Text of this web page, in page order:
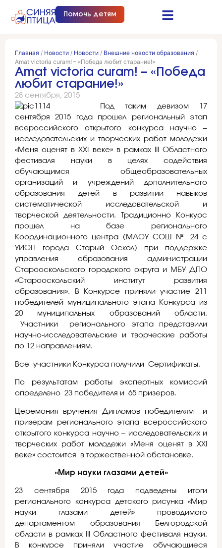
Помочь детям
Главная / Новости / Новости / Внешние новости образования /
Amat victoria curam! – «Победа любит старание!»
Amat victoria curam! – «Победа
любит старание!»
28 сентября, 2015
Под таким девизом 17
сентября 2015 года прошел региональный этап
всероссийского открытого конкурса научно –
исследовательских и творческих работ молодежи
«Меня оценят в XXI веке» в рамках III Областного
фестиваля науки в целях содействия
обучающимся общеобразовательных
организаций и учреждений дополнительного
образования детей в развитии навыков
систематической исследовательской и
творческой деятельности. Традиционно Конкурс
прошел на базе регионального
Координационного центра (МАОУ СОШ № 24 с
УИОП города Старый Оскол) при поддержке
управления образования администрации
Старооскольского городского округа и МБУ ДПО
«Старооскольский институт развития
образования». В Конкурсе приняли участие 211
победителей муниципального этапа Конкурса из
20 муниципальных образований области.
Участники регионального этапа представили
научно-исследовательские и творческие работы
по 12 направлениям.
Все участники Конкурса получили Сертификаты.
По результатам работы экспертных комиссий
определено 23 победителя и 65 призеров.
Церемония вручения Дипломов победителям и
призерам регионального этапа всероссийского
открытого конкурса научно – исследовательских и
творческих работ молодежи «Меня оценят в XXI
веке» состоится в торжественной обстановке.
«Мир науки глазами детей»
23 сентября 2015 года подведены итоги
регионального конкурса детского рисунка «Мир
науки глазами детей» проводимого
департаментом образования Белгородской
области в рамках III Областного фестиваля науки.
В конкурсе приняли участие обучающиеся